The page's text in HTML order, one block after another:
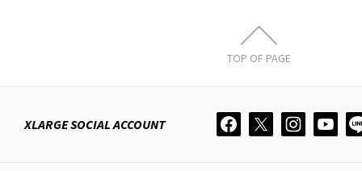
TOP OF PAGE
XLARGESOCIAL ACCOUNT